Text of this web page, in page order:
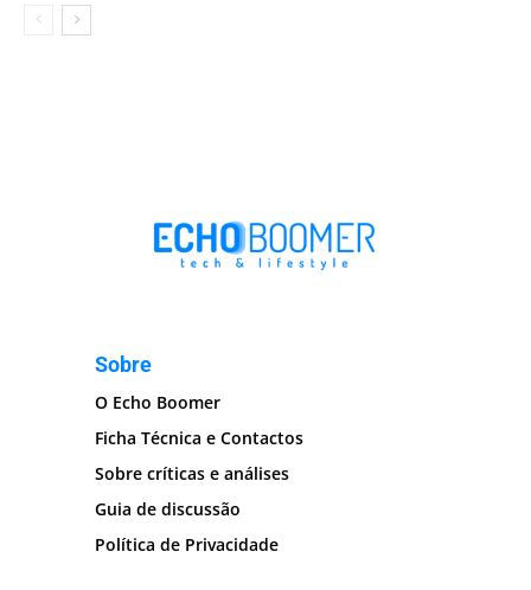
Sobre
O Echo Boomer
Ficha Técnica e Contactos
Sobre críticas e análises
Guia de discussão
Política de Privacidade